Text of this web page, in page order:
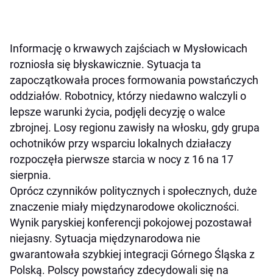
Informację o krwawych zajściach w Mysłowicach
rozniosła się błyskawicznie. Sytuacja ta
zapoczątkowała proces formowania powstańczych
oddziałów. Robotnicy, którzy niedawno walczyli o
lepsze warunki życia, podjęli decyzję o walce
zbrojnej. Losy regionu zawisły na włosku, gdy grupa
ochotników przy wsparciu lokalnych działaczy
rozpoczęła pierwsze starcia w nocy z 16 na 17
sierpnia.
Oprócz czynników politycznych i społecznych, duże
znaczenie miały międzynarodowe okoliczności.
Wynik paryskiej konferencji pokojowej pozostawał
niejasny. Sytuacja międzynarodowa nie
gwarantowała szybkiej integracji Górnego Śląska z
Polską. Polscy powstańcy zdecydowali się na